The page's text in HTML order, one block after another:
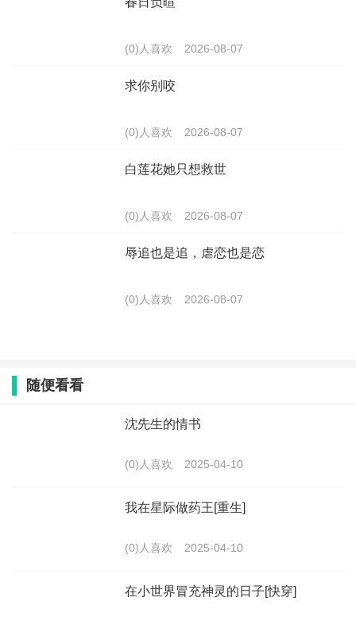
(0)人喜欢 2026-08-07
求你别咬
(0)人喜欢 2026-08-07
白莲花她只想救世
(0)人喜欢 2026-08-07
辱追也是追，虐恋也是恋
(0)人喜欢 2026-08-07
随便看看
沈先生的情书
(0)人喜欢 2025-04-10
我在星际做药王[重生]
(0)人喜欢 2025-04-10
在小世界冒充神灵的日子[快穿]